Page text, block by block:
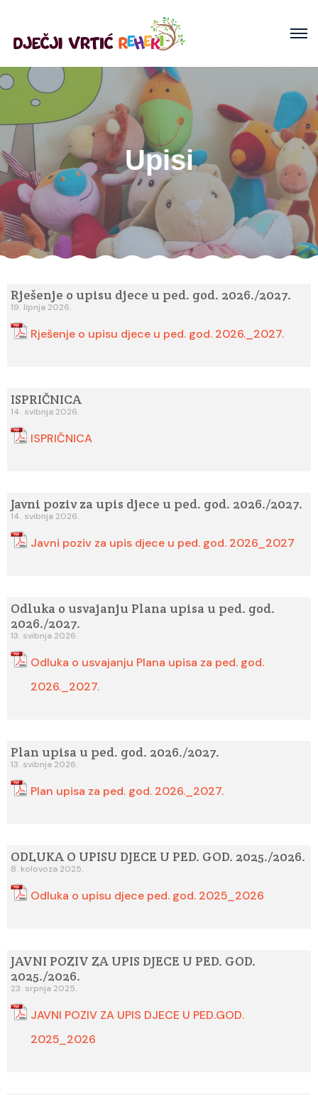
Upisi
Rješenje o upisu djece u ped. god. 2026./2027.
19. lipnja 2026.
Rješenje o upisu djece u ped. god. 2026._2027.
ISPRIČNICA
14. svibnja 2026.
ISPRIČNICA
Javni poziv za upis djece u ped. god. 2026./2027.
14. svibnja 2026.
Javni poziv za upis djece u ped. god. 2026_2027
Odluka o usvajanju Plana upisa u ped. god.
2026./2027.
13. svibnja 2026.
Odluka o usvajanju Plana upisa za ped. god.
2026._2027.
Plan upisa u ped. god. 2026./2027.
13. svibnja 2026.
Plan upisa za ped. god. 2026._2027.
ODLUKA O UPISU DJECE U PED. GOD. 2025./2026.
8. kolovoza 2025.
Odluka o upisu djece ped. god. 2025_2026
JAVNI POZIV ZA UPIS DJECE U PED. GOD.
2025./2026.
23. srpnja 2025.
JAVNI POZIV ZA UPIS DJECE U PED.GOD.
2025_2026